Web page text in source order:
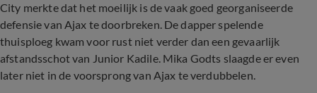
City merkte dat het moeilijk is de vaak goed georganiseerde
defensie van Ajax te doorbreken. De dapper spelende
thuisploeg kwam voor rust niet verder dan een gevaarlijk
afstandsschot van Junior Kadile. Mika Godts slaagde er even
later niet in de voorsprong van Ajax te verdubbelen.